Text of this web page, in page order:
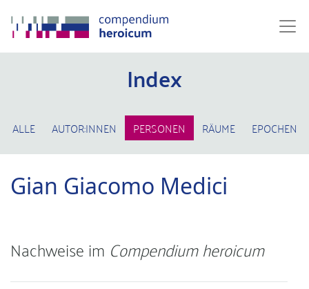
Index
ALLE AUTOR:INNEN PERSONEN RÄUME EPOCHEN
Gian Giacomo Medici
Nachweise im Compendium heroicum